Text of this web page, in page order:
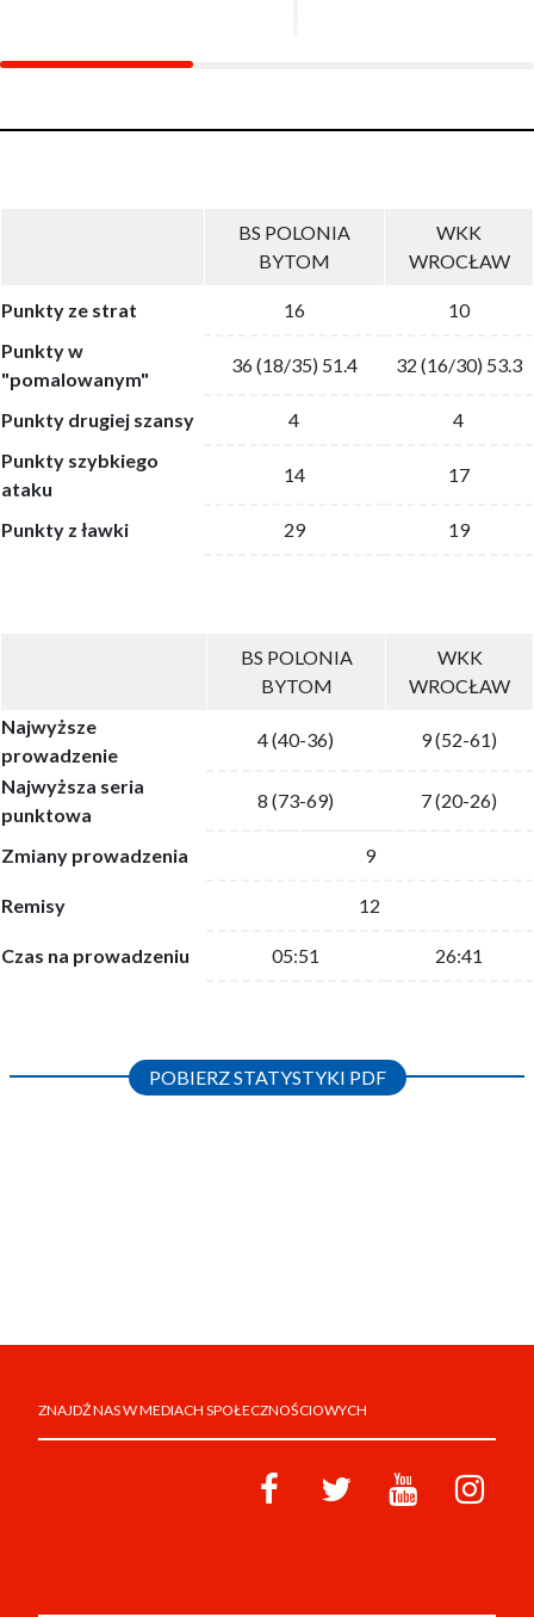
BS POLONIA
BYTOM
WKK
WROCŁAW
Punkty ze strat 16
10
Punkty w
"pomalowanym"
36 (18/35) 51.4 32 (16/30) 53.3
Punkty drugiej szansy 4
4
Punkty szybkiego
ataku
14 17
Punkty z ławki 29 19
BS POLONIA
BYTOM
WKK
WROCŁAW
Najwyższe
prowadzenie
4 (40-36) 9 (52-61)
Najwyższa seria
punktowa
8 (73-69) 7 (20-26)
Zmiany prowadzenia 9
Remisy 12
Czas na prowadzeniu 05:51 26:41
POBIERZ STATYSTYKI PDF
ZNAJDŹ NAS W MEDIACH SPOŁECZNOŚCIOWYCH